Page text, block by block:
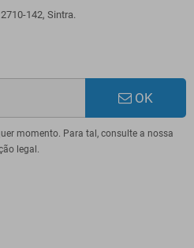
142, Sintra.
OK
momento. Para tal, consulte a nossa
legal.